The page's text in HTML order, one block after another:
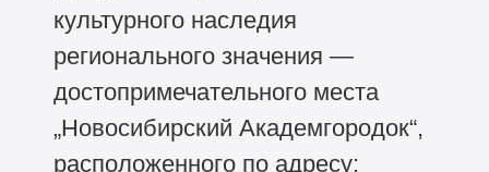
культурного наследия
регионального значения —
достопримечательного места
„Новосибирский Академгородок“,
расположенного по адресу: